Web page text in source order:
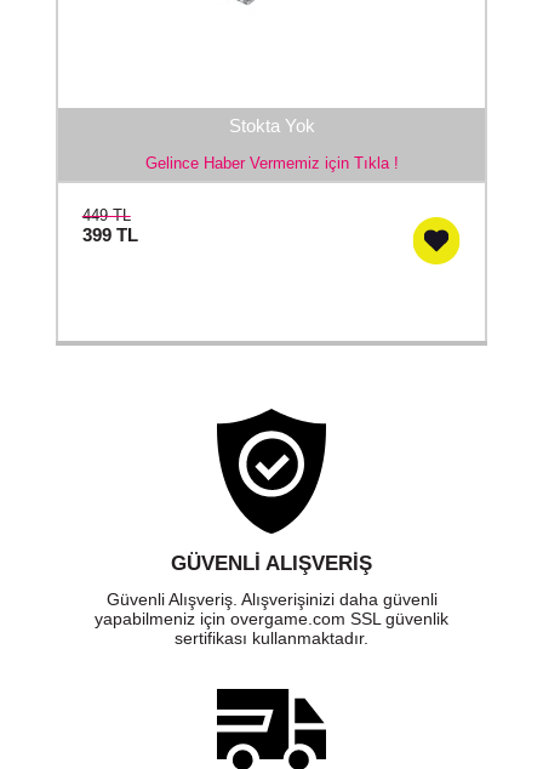
Stokta Yok
Gelince Haber Vermemiz için Tıkla !
449 TL
399 TL
GÜVENLI ALIŞVERIŞ
Güvenli Alışveriş. Alışverişinizi daha güvenli
yapabilmeniz için overgame.com SSL güvenlik
sertifikası kullanmaktadır.